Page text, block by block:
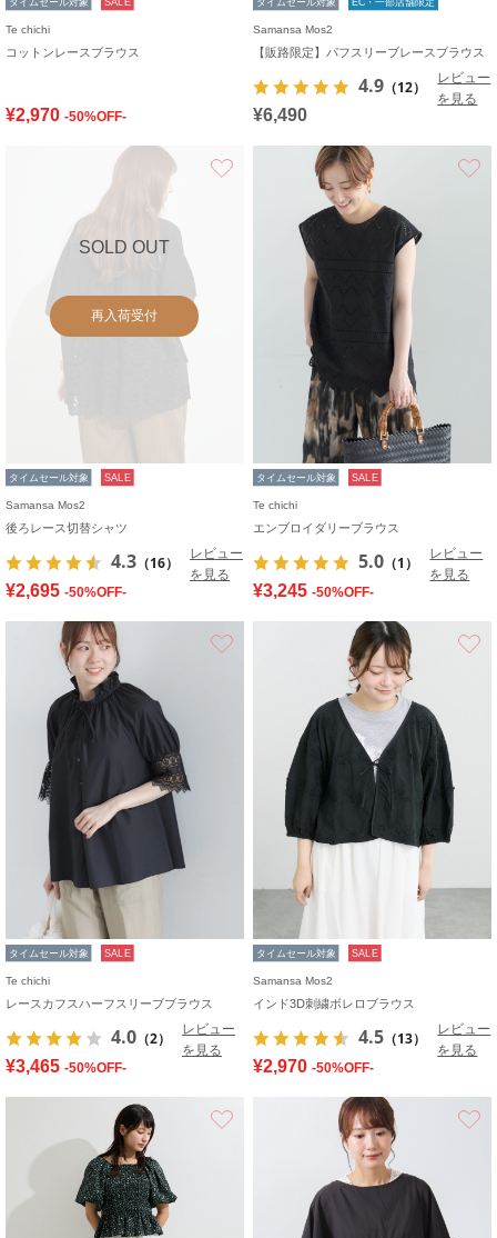
Te chichi
コットンレースブラウス
¥2,970 -50%OFF-
Samansa Mos2
【販路限定】パフスリーブレースブラウス
4.9 （12）
レビュー
を見る
¥6,490
SOLD OUT
再入荷受付
タイムセール対象 SALE
Samansa Mos2
後ろレース切替シャツ
4.3 （16）
レビュー
を見る
¥2,695 -50%OFF-
タイムセール対象 SALE
Te chichi
エンブロイダリーブラウス
5.0 （1）
レビュー
を見る
¥3,245 -50%OFF-
タイムセール対象 SALE
Te chichi
レースカフスハーフスリーブブラウス
4.0 （2）
レビュー
を見る
¥3,465 -50%OFF-
タイムセール対象 SALE
Samansa Mos2
インド3D刺繍ボレロブラウス
4.5 （13）
レビュー
を見る
¥2,970 -50%OFF-